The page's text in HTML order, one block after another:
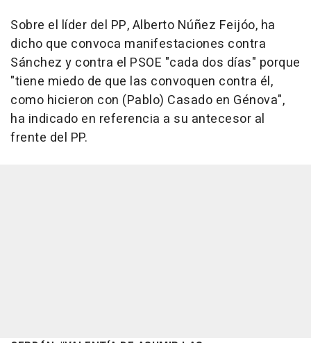
Sobre el líder del PP, Alberto Núñez Feijóo, ha
dicho que convoca manifestaciones contra
Sánchez y contra el PSOE "cada dos días" porque
"tiene miedo de que las convoquen contra él,
como hicieron con (Pablo) Casado en Génova",
ha indicado en referencia a su antecesor al
frente del PP.